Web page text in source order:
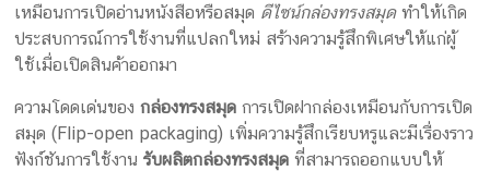
เหมือนการเปิดอ่านหนังสือหรือสมุด ดีไซน์กล่องทรงสมุดทำให้เกิด
ประสบการณ์การใช้งานที่แปลกใหม่ สร้างความรู้สึกพิเศษให้แก่ผู้
ใช้เมื่อเปิดสินค้าออกมา
ความโดดเด่นของกล่องทรงสมุด การเปิดฝากล่องเหมือนกับการเปิด
สมุด (Flip-open packaging) เพิ่มความรู้สึกเรียบหรูและมีเรื่องราว
ฟังก์ชันการใช้งานรับผลิตกล่องทรงสมุด ที่สามารถออกแบบให้